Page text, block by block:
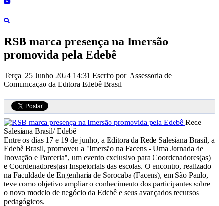
RSB marca presença na Imersão
promovida pela Edebê
Terça, 25 Junho 2024 14:31 Escrito por Assessoria de
Comunicação da Editora Edebê Brasil
Rede
Salesiana Brasil/ Edebê
Entre os dias 17 e 19 de junho, a Editora da Rede Salesiana Brasil, a
Edebê Brasil, promoveu a "Imersão na Facens - Uma Jornada de
Inovação e Parceria", um evento exclusivo para Coordenadores(as)
e Coordenadores(as) Inspetoriais das escolas. O encontro, realizado
na Faculdade de Engenharia de Sorocaba (Facens), em São Paulo,
teve como objetivo ampliar o conhecimento dos participantes sobre
o novo modelo de negócio da Edebê e seus avançados recursos
pedagógicos.